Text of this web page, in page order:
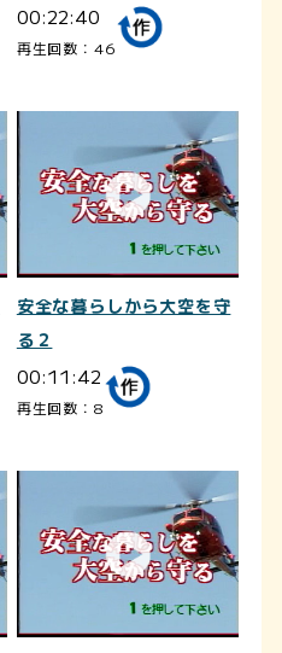
00:22:40
再生回数：46
安全な暮らしから大空を守
る２
00:11:42
再生回数：8